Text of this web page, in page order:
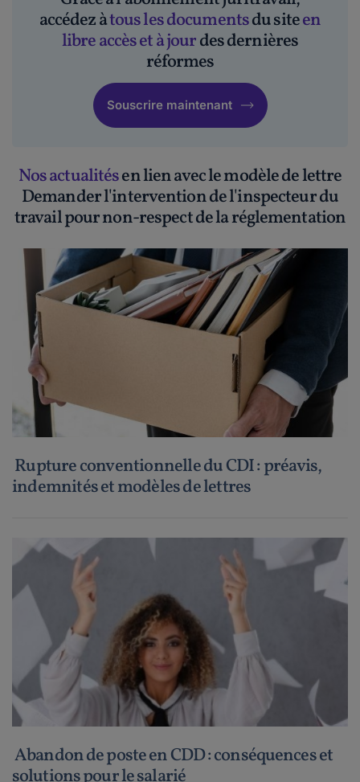
accédez àtous les documentsdu siteen
libre accès et à jourdes dernières
réformes
Souscrire maintenant
Nos actualitésen lien avec le modèle de lettre
Demander l'intervention de l'inspecteur du
travail pour non-respect de la réglementation
Rupture conventionnelle du CDI : préavis,
indemnités et modèles de lettres
Abandon de poste en CDD : conséquences et